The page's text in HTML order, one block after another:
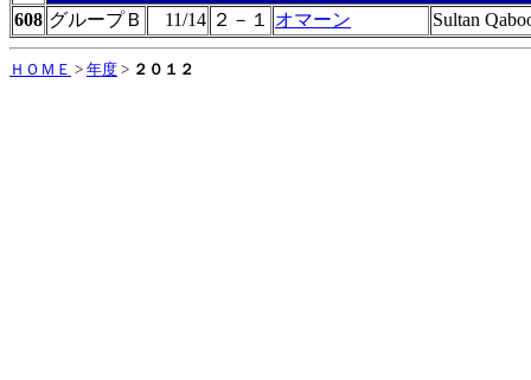
608 グループＢ 11/14 ２－１ オマーン Sultan
ＨＯＭＥ > 年度 > ２０１２